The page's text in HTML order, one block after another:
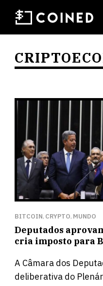
BITCOIN, CRYPTO, MUNDO
Deputados
cria imposto para
A Câmara dos
deliberativa do